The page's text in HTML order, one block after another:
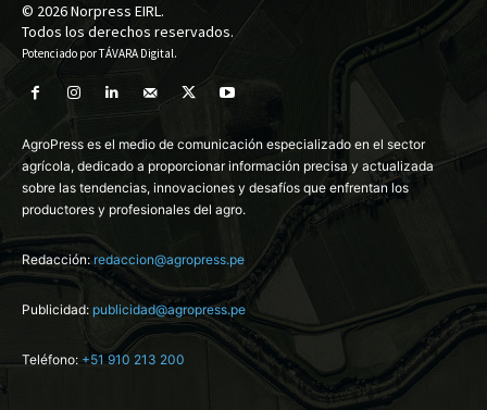
© 2026 Norpress EIRL.
Todos los derechos reservados.
Potenciado porTÁVARA Digital.
AgroPress es el medio de comunicación especializado en el sector
agrícola, dedicado a proporcionar información precisa y actualizada
sobre las tendencias, innovaciones y desafíos que enfrentan los
productores y profesionales del agro.
Redacción: redaccion@agropress.pe
Publicidad: publicidad@agropress.pe
Teléfono: +51 910 213 200